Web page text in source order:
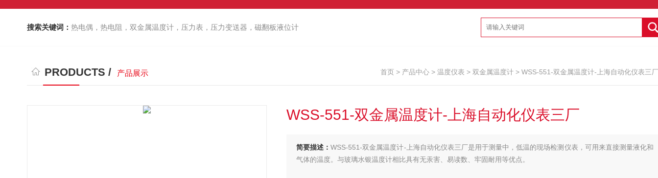
搜索关键词： 热电偶，热电阻，双金属温度计，压力表，压力变送器，磁翻板液位计
PRODUCTS / 产品展示 首页 > 产品中心 > 温度仪表 > 双金属温度计 > WSS-551-双金属温度计-上海自动化仪表三厂
WSS-551-双金属温度计-上海自动化仪表三厂
简要描述：WSS-551-双金属温度计-上海自动化仪表三厂是用于测量中，低温的现场检测仪表，可用来直接测量液化和
气体的温度。与玻璃水银温度计相比具有无汞害、易读数、牢固耐用等优点。